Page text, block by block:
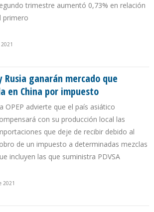
trimestre aumentó 0,73% en relación
primero
Rusia ganarán mercado que
en China por impuesto
OPEP advierte que el país asiático
con su producción local las
que deje de recibir debido al
de un impuesto a determinadas mezclas
incluyen las que suministra PDVSA
2021